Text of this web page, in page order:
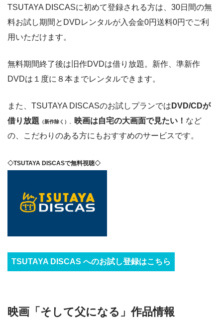
TSUTAYA DISCASに初めて登録される方は、30日間の無
料お試し期間とDVDレンタルが入会金0円送料0円でご利
用いただけます。
無料期間終了後は旧作DVDは借り放題。新作、準新作
DVDは１度に８本までレンタルできます。
また、TSUTAYA DISCASのお試しプランでは DVD/CDが
借り放題 （新作除く） 映画は自宅の大画面で見たい！ など
の、こだわりのある方にもおすすめのサービスです。
◇TSUTAYA DISCASで無料視聴◇
TSUTAYA DISCAS へのお試し登録はこちら
映画「そして父になる」作品情報